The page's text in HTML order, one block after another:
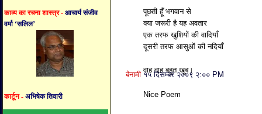
काव्य का रचना शास्त्र - आचार्य संजीव
वर्मा ‘सलिल’
कार्टून - अभिषेक तिवारी
पूछती हूँ भगवान से
क्या जरूरी है यह अवतार
एक तरफ खुशियों की वादियाँ
दूसरी तरफ आसुओं की नदियाँ
वाह वाह बहुत खूब।
बेनामी १५ दिसम्बर २००९ २:०० PM
Nice Poem